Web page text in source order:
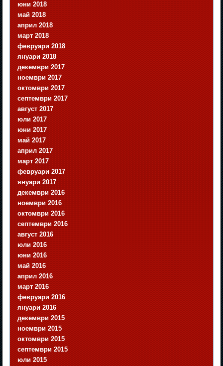
юни 2018
май 2018
април 2018
март 2018
февруари 2018
януари 2018
декември 2017
ноември 2017
октомври 2017
септември 2017
август 2017
юли 2017
юни 2017
май 2017
април 2017
март 2017
февруари 2017
януари 2017
декември 2016
ноември 2016
октомври 2016
септември 2016
август 2016
юли 2016
юни 2016
май 2016
април 2016
март 2016
февруари 2016
януари 2016
декември 2015
ноември 2015
октомври 2015
септември 2015
юли 2015